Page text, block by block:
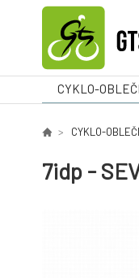
CYKLO-
CYKLO-
7idp -